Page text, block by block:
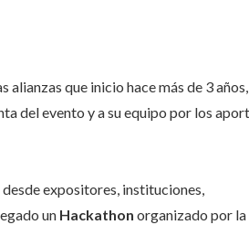
que inicio hace más de 3 años,
del evento y a su equipo por los
expositores, instituciones,
un Hackathon organizado por la